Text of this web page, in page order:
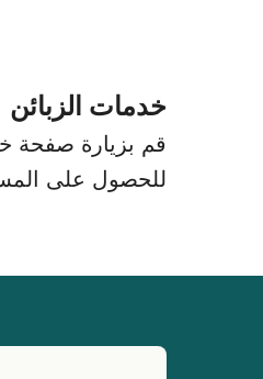
خدمات الزبائن
قم بزيارة صفحة
للحصول على